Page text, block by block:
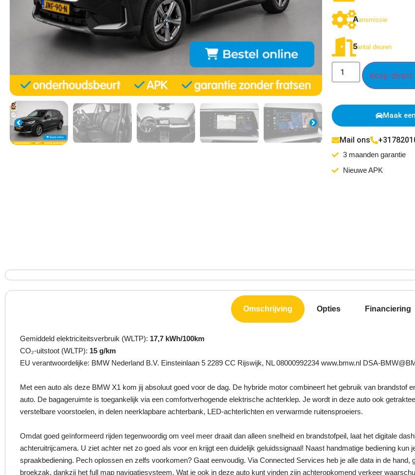
Transmissie
A
Aantal deuren
5
Koop direct
Maak
Mail ons
3 maanden garantie
Nieuwe APK
Omschrijving Opties Financiering
Gemiddeld elektriciteitsverbruik (WLTP): 17,7 kWh/100km
CO₂-uitstoot (WLTP): 15 g/km
EU verantwoordelijke: BMW Nederland B.V. Einsteinlaan 5 2289 CC Rijswijk, NL 08000992234 www.bmw.nl DSA-
Met een auto als deze BMW X1 kom jij absoluut goed voor de dag. De hybride motor combineert het gebruik van brandstof
auto. De bagageruimte is toegankelijk via een comfortverhogende elektrische achterklep. Je wordt in deze auto ook
verstelbare voorstoelen, in delen neerklapbare achterbank, LED-achterlichten en verwarmde ruitensproeiers.
Omdat goed geïnformeerd rijden tegenwoordig om veel meer draait dan alleen snelheid en brandstofpeil, laat het digitale
achteruitrijcamera. U ziet achter net zo goed als voor en krijgt een duidelijk geluidssignaal! Naast handmatige bediening
spraakbediening. Pech oplossen en zelfs voorkomen? Gaat eenvoudig. Via Connected Services heb je alle data in de
broekzak, dankzij het full map navigatiesysteem. Wat je ook in deze auto kunt vinden zijn achteropkomend verkeer